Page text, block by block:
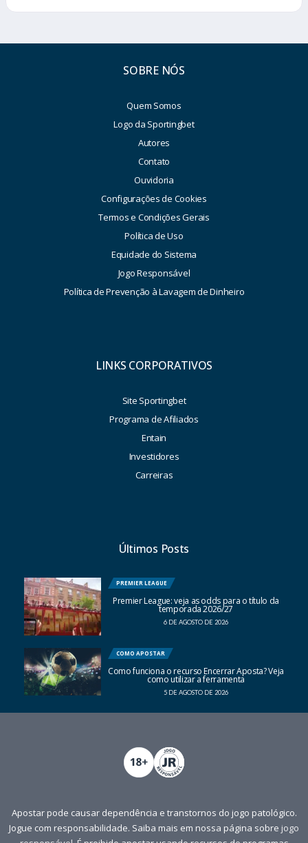
SOBRE NÓS
Quem Somos
Logo da Sportingbet
Autores
Contato
Ouvidoria
Configurações de Cookies
Termos e Condições Gerais
Política de Uso
Equidade do Sistema
Jogo Responsável
Política de Prevenção à Lavagem de Dinheiro
LINKS CORPORATIVOS
Site Sportingbet
Programa de Afiliados
Entain
Investidores
Carreiras
Últimos Posts
PREMIER LEAGUE
Premier League: veja as odds para o título da
temporada 2026/27
6 DE AGOSTO DE 2026
COMO APOSTAR
Como funciona o recurso Encerrar Aposta? Veja
como utilizar a ferramenta
5 DE AGOSTO DE 2026
Apostar pode causar dependência e transtornos do jogo patológico.
Jogue com responsabilidade. Saiba mais em nossa página sobre jogo